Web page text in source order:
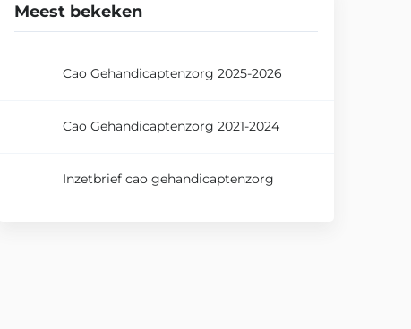
Meest bekeken
Cao Gehandicaptenzorg 2025-2026
Cao Gehandicaptenzorg 2021-2024
Inzetbrief cao gehandicaptenzorg